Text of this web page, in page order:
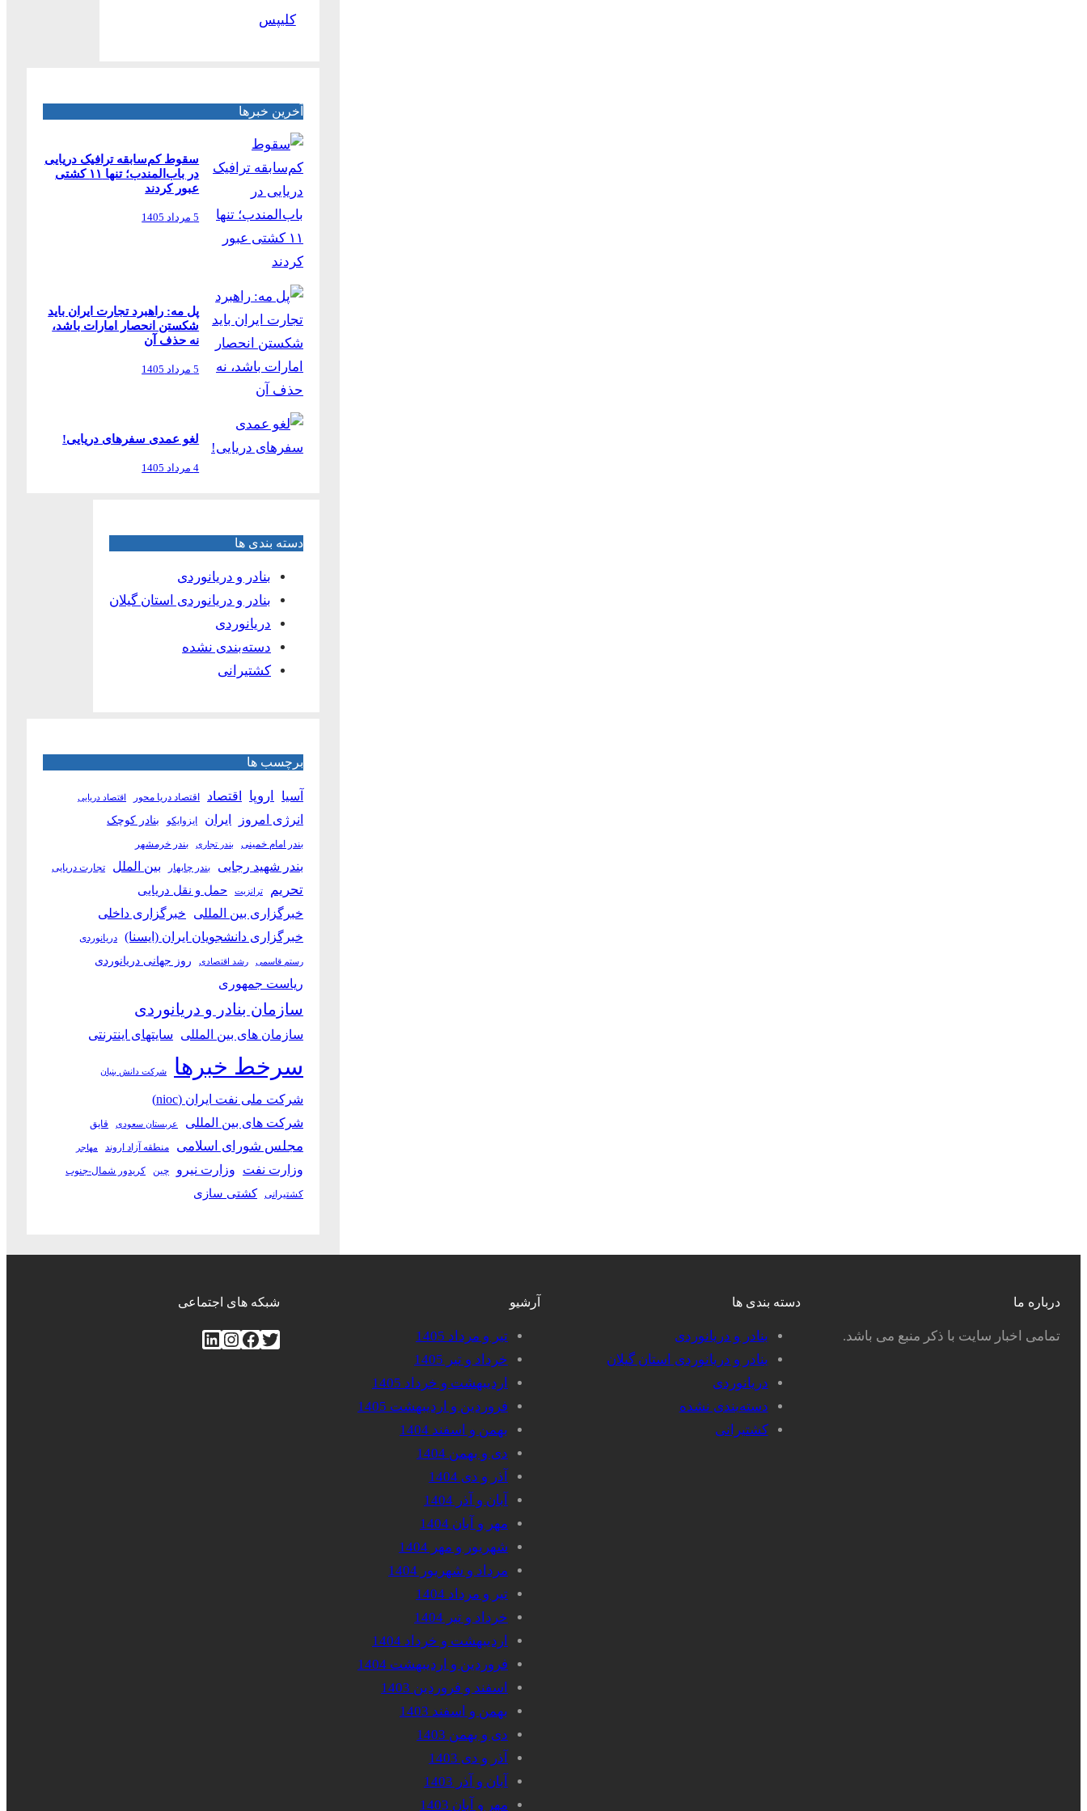
کلیپس
آخرین خبرها
سقوط کم‌سابقه ترافیک دریایی
در باب‌المندب؛ تنها ۱۱ کشتی
عبور کردند
5 مرداد 1405
پل مه: راهبرد تجارت ایران باید
شکستن انحصار امارات باشد،
نه حذف آن
5 مرداد 1405
لغو عمدی سفرهای دریایی!
4 مرداد 1405
دسته بندی ها
بنادر و دریانوردی
بنادر و دریانوردی استان گیلان
دریانوردی
دسته‌بندی نشده
کشتیرانی
برچسب ها
آسیا اروپا اقتصاد اقتصاد دریا محور اقتصاد دریایی
انرژی امروز ایران ایزوایکو بنادر کوچک
بندر امام خمینی بندر تجاری بندر خرمشهر
بندر شهید رجایی بندر چابهار بین الملل تجارت دریایی
تحریم ترانزیت حمل و نقل دریایی
خبرگزاری بین المللی خبرگزاری داخلی
خبرگزاری دانشجویان ایران (ایسنا)
دریانوردی
رستم قاسمی رشد اقتصادی روز جهانی دریانوردی
ریاست جمهوری
سازمان بنادر و دریانوردی
سازمان های بین المللی سایتهای اینترنتی
سرخط خبرها شرکت دانش بنیان
شرکت ملی نفت ایران (nioc)
شرکت های بین المللی
عربستان سعودی قایق
مجلس شورای اسلامی منطقه آزاد اروند مهاجر
وزارت نفت وزارت نیرو چین کریدور شمال-جنوب
کشتیرانی کشتی سازی
درباره ما
تمامی اخبار سایت با ذکر منبع می باشد.
دسته بندی ها
بنادر و دریانوردی
بنادر و دریانوردی استان گیلان
دریانوردی
دسته‌بندی نشده
کشتیرانی
آرشیو
تیر و مرداد 1405
خرداد و تیر 1405
اردیبهشت و خرداد 1405
فروردین و اردیبهشت 1405
بهمن و اسفند 1404
دی و بهمن 1404
آذر و دی 1404
آبان و آذر 1404
مهر و آبان 1404
شهریور و مهر 1404
مرداد و شهریور 1404
تیر و مرداد 1404
خرداد و تیر 1404
اردیبهشت و خرداد 1404
فروردین و اردیبهشت 1404
اسفند و فروردین 1403
بهمن و اسفند 1403
دی و بهمن 1403
آذر و دی 1403
آبان و آذر 1403
مهر و آبان 1403
شبکه های اجتماعی
توییتر فیس‌بوکاینستاگرم لینکداین